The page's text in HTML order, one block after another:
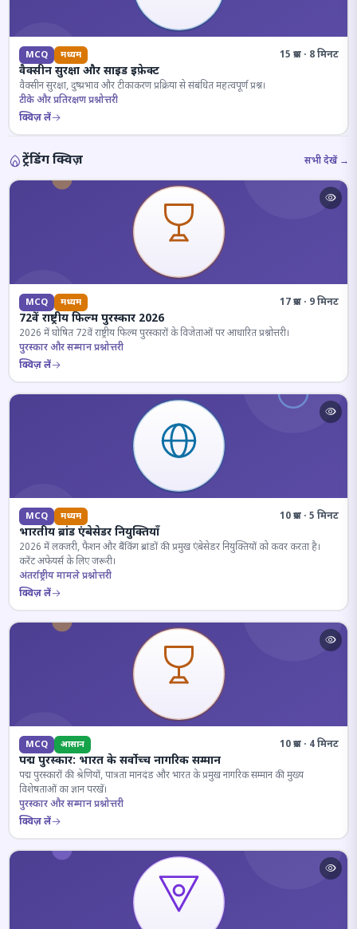
MCQ मध्यम 15 प्रश्न · 8 मिनट
वैक्सीन सुरक्षा और साइड इफ़ेक्ट
वैक्सीन सुरक्षा, दुष्प्रभाव और टीकाकरण प्रक्रिया से संबंधित महत्वपूर्ण प्रश्न।
टीके और प्रतिरक्षण प्रश्नोत्तरी
क्विज़ लें
ट्रेंडिंग क्विज़ सभी देखें →
MCQ मध्यम 17 प्रश्न · 9 मिनट
72वें राष्ट्रीय फिल्म पुरस्कार 2026
2026 में घोषित 72वें राष्ट्रीय फिल्म पुरस्कारों के विजेताओं पर आधारित प्रश्नोत्तरी।
पुरस्कार और सम्मान प्रश्नोत्तरी
क्विज़ लें
MCQ मध्यम 10 प्रश्न · 5 मिनट
भारतीय ब्रांड एंबेसेडर नियुक्तियाँ
2026 में लक्जरी, फैशन और बैंकिंग ब्रांडों की प्रमुख एंबेसेडर नियुक्तियों को कवर करता है।
करेंट अफेयर्स के लिए जरूरी।
अंतर्राष्ट्रीय मामले प्रश्नोत्तरी
क्विज़ लें
MCQ आसान 10 प्रश्न · 4 मिनट
पद्म पुरस्कार: भारत के सर्वोच्च नागरिक सम्मान
पद्म पुरस्कारों की श्रेणियों, पात्रता मानदंड और भारत के प्रमुख नागरिक सम्मान की मुख्य
विशेषताओं का ज्ञान परखें।
पुरस्कार और सम्मान प्रश्नोत्तरी
क्विज़ लें